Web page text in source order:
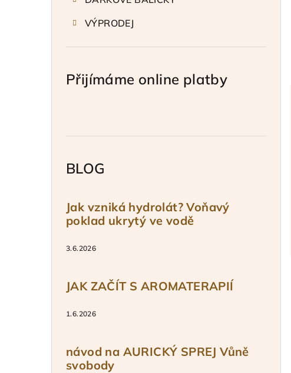
VÝPRODEJ
Přijímáme online platby
BLOG
Jak vzniká hydrolát? Voňavý
poklad ukrytý ve vodě
3.6.2026
JAK ZAČÍT S AROMATERAPIÍ
1.6.2026
návod na AURICKÝ SPREJ Vůně
svobody